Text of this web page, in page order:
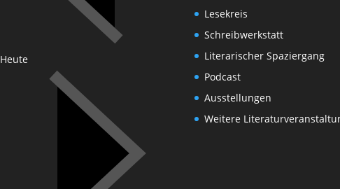
Heute
Lesekreis
Schreibwerkstatt
Literarischer Spaziergang
Podcast
Ausstellungen
Weitere